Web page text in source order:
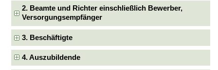
2. Beamte und Richter einschließlich Bewerber,
Versorgungsempfänger
3. Beschäftigte
4. Auszubildende